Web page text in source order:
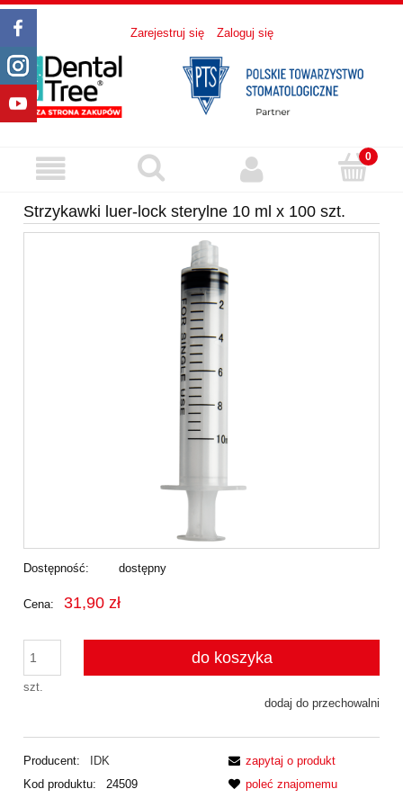
Zarejestruj się Zaloguj się
Strzykawki luer-lock sterylne 10 ml x 100 szt.
Dostępność: dostępny
Cena: 31,90 zł
szt.
do koszyka
dodaj do przechowalni
Producent:
IDK
Kod produktu:
24509
zapytaj o produkt
poleć znajomemu